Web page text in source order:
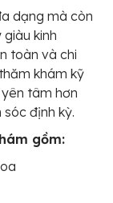
dạng mà còn
kinh
toàn và chi
khám kỹ
tâm hơn
định kỳ.
gồm: